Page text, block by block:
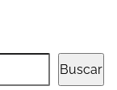
Buscar